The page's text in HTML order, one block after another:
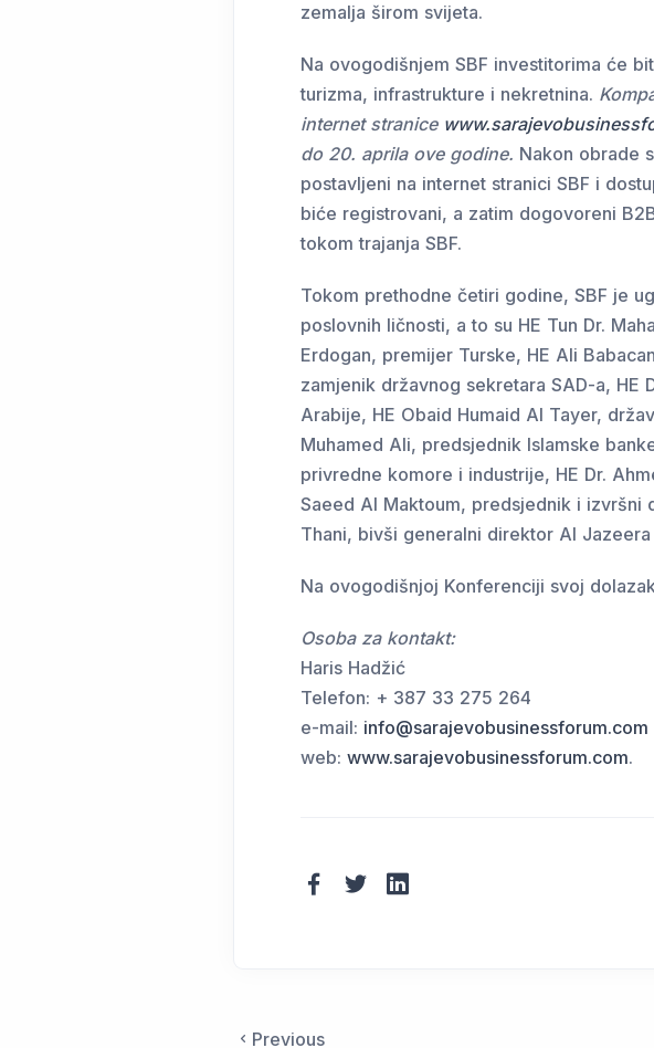
zemalja širom svijeta.
Na ovogodišnjem SBF investitorima će
turizma, infrastrukture i nekretnina.
internet stranice
do 20. aprila ove godine. Nakon obrade
postavljeni na internet stranici SBF i
biće registrovani, a zatim dogovoreni
tokom trajanja SBF.
Tokom prethodne četiri godine, SBF je
poslovnih ličnosti, a to su HE Tun Dr.
Erdogan, premijer Turske, HE Ali
zamjenik državnog sekretara SAD-a, HE
Arabije, HE Obaid Humaid Al Tayer,
Muhamed Ali, predsjednik Islamske
privredne komore i industrije, HE Dr.
Saeed Al Maktoum, predsjednik i izvršni
Thani, bivši generalni direktor Al
Na ovogodišnjoj Konferenciji svoj
Osoba za kontakt:
Haris Hadžić
Telefon: + 387 33 275 264
e-mail: info@sarajevobusinessforum.com
web: www.sarajevobusinessforum.com.
Previous